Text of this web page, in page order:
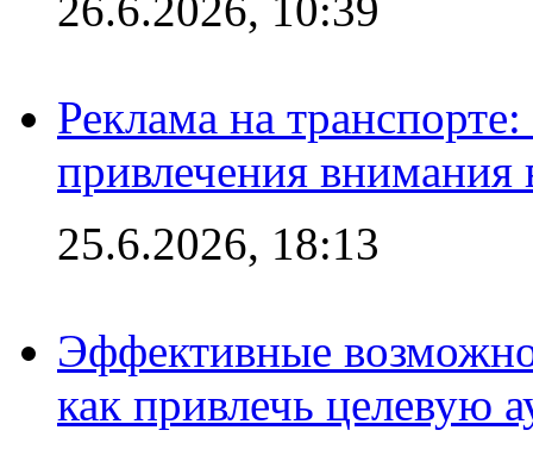
Реклама на
привлечения внимания
25.6.2026, 18:13
Эффективные
как привлечь целевую